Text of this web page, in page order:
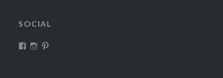
SOCIAL
ViewView